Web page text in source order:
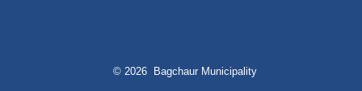
© 2026 Bagchaur Municipality